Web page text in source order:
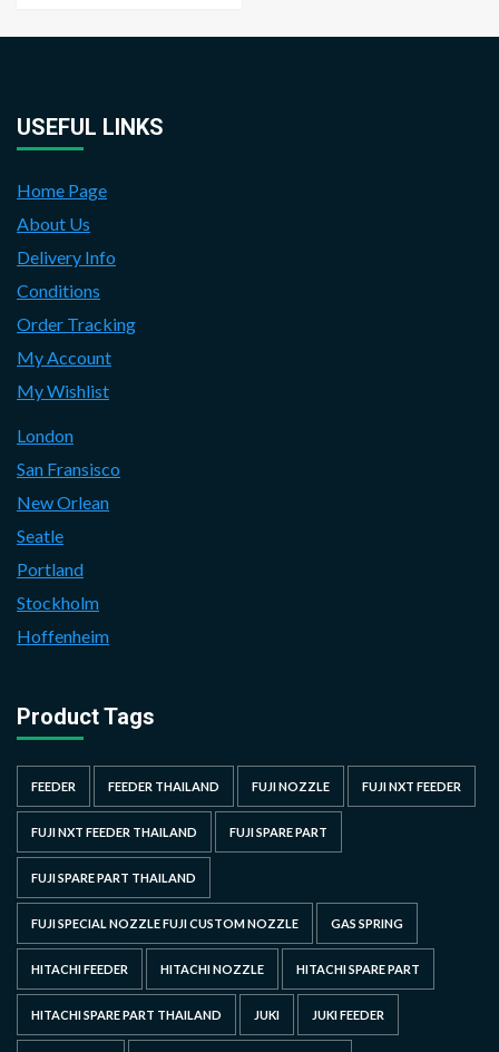
USEFUL LINKS
Home Page
About Us
Delivery Info
Conditions
Order Tracking
My Account
My Wishlist
London
San Fransisco
New Orlean
Seatle
Portland
Stockholm
Hoffenheim
Product Tags
FEEDER FEEDER THAILAND FUJI NOZZLE FUJI NXT FEEDER
FUJI NXT FEEDER THAILAND FUJI SPARE PART
FUJI SPARE PART THAILAND
FUJI SPECIAL NOZZLE FUJI CUSTOM NOZZLE GAS SPRING
HITACHI FEEDER HITACHI NOZZLE HITACHI SPARE PART
HITACHI SPARE PART THAILAND JUKI JUKI FEEDER